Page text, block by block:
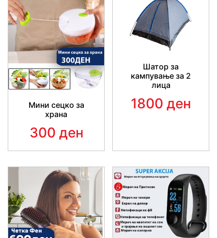
Мини сецко за
храна
300 ден
Шатор за
кампување за 2
лица
1800 ден